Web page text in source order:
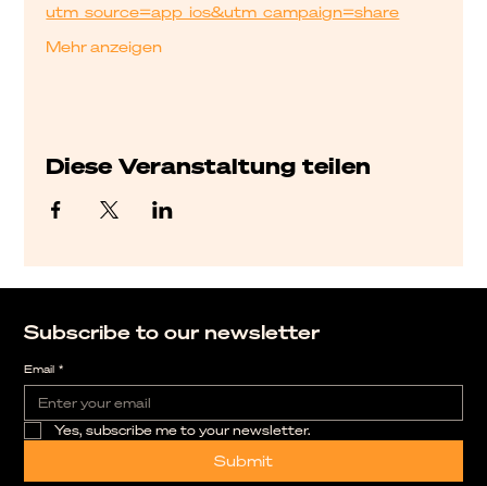
utm_source=app_ios&utm_campaign=share
Mehr anzeigen
Diese Veranstaltung teilen
Subscribe to our newsletter
Email *
Yes, subscribe me to your newsletter.
Submit